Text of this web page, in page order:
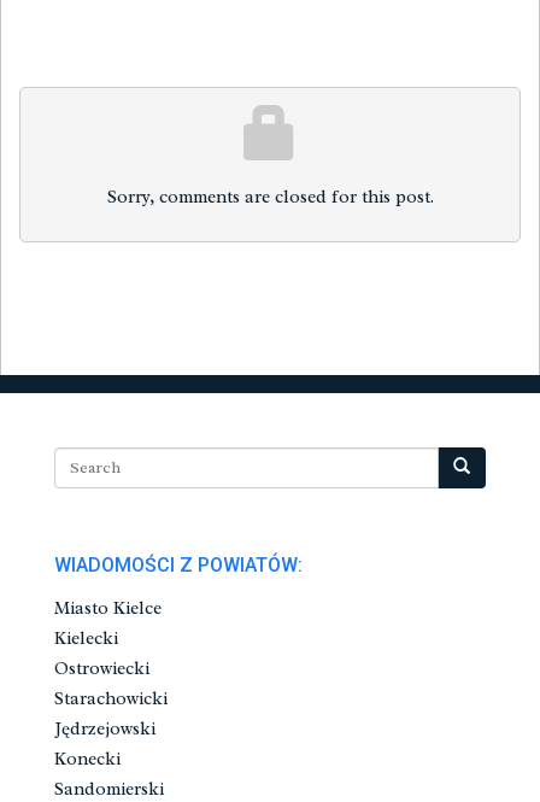
Sorry, comments are closed for this post.
WIADOMOŚCI Z POWIATÓW:
Miasto Kielce
Kielecki
Ostrowiecki
Starachowicki
Jędrzejowski
Konecki
Sandomierski